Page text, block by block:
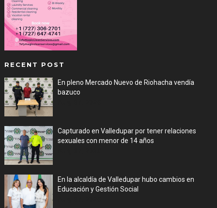
RECENT POST
En pleno Mercado Nuevo de Riohacha vendía
bazuco
Capturado en Valledupar por tener relaciones
sexuales con menor de 14 años
En la alcaldía de Valledupar hubo cambios en
Educación y Gestión Social